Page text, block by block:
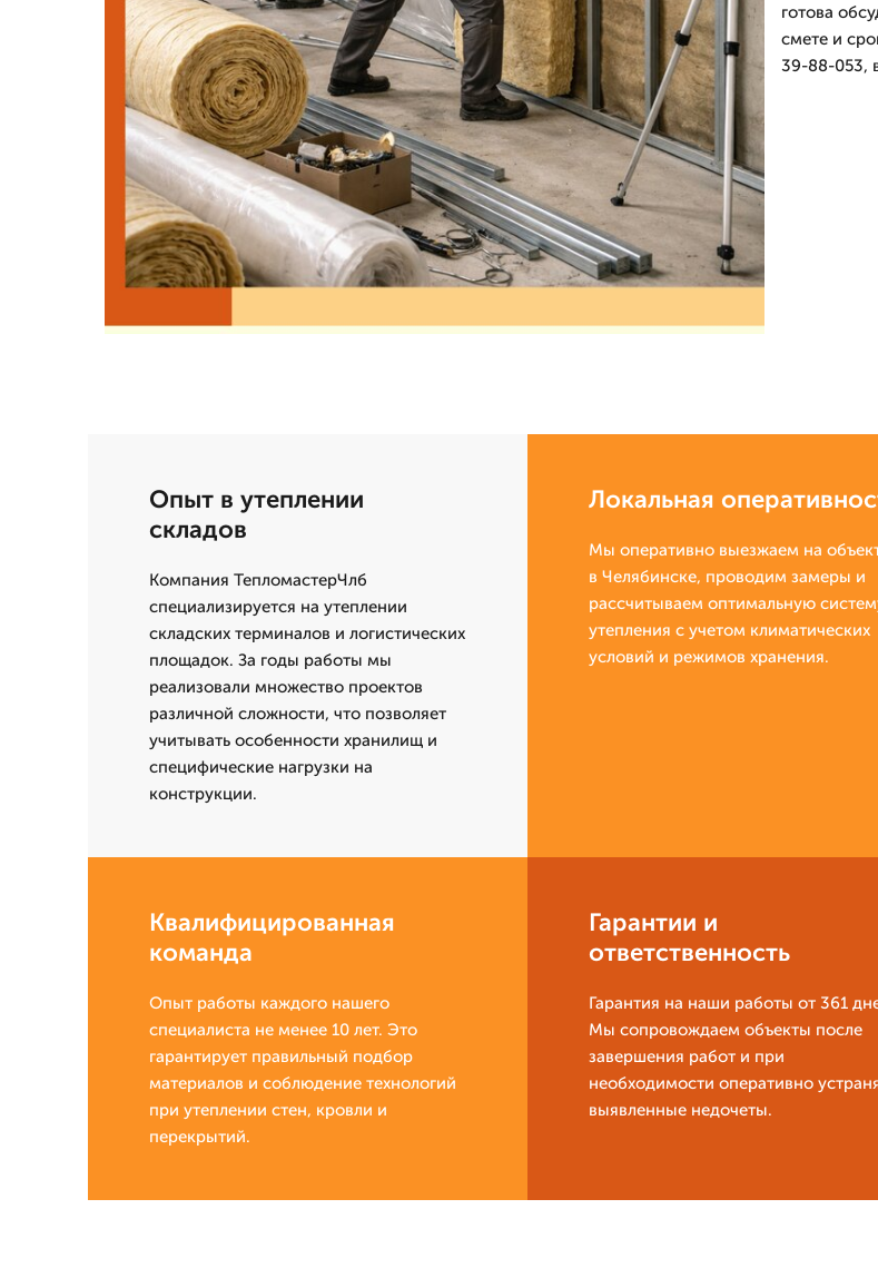
готова
смете и
39-88-053,
Опыт в утеплении
складов
Компания ТепломастерЧлб
специализируется на утеплении
складских терминалов и логистических
площадок. За годы работы мы
реализовали множество проектов
различной сложности, что позволяет
учитывать особенности хранилищ и
специфические нагрузки на
конструкции.
Локальная
Мы оперативно выезжаем на
в Челябинске, проводим замеры и
рассчитываем оптимальную
утепления с учетом климатических
условий и режимов хранения.
Квалифицированная
команда
Опыт работы каждого нашего
специалиста не менее 10 лет. Это
гарантирует правильный подбор
материалов и соблюдение технологий
при утеплении стен, кровли и
перекрытий.
Гарантии и
ответственность
Гарантия на наши работы от 361
Мы сопровождаем объекты после
завершения работ и при
необходимости оперативно
выявленные недочеты.